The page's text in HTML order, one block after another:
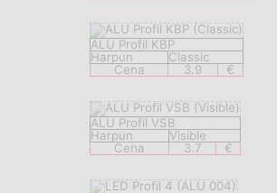
ALU Profil KBP
Harpun
Classic
Cena
3.9 €
ALU Profil VSB
Harpun
Visible
Cena
3.7 €